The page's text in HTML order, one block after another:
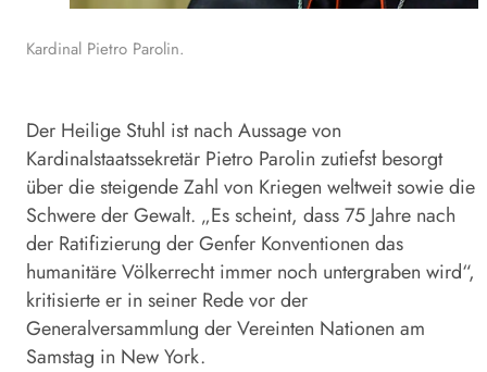
Kardinal Pietro Parolin.
Der Heilige Stuhl ist nach Aussage von
Kardinalstaatssekretär Pietro Parolin zutiefst besorgt
über die steigende Zahl von Kriegen weltweit sowie die
Schwere der Gewalt. „Es scheint, dass 75 Jahre nach
der Ratifizierung der Genfer Konventionen das
humanitäreVölkerrechtimmer noch untergraben wird“,
kritisierte er in seiner Rede vor der
Generalversammlung der Vereinten Nationen am
Samstag in New York.